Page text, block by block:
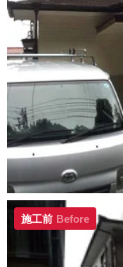
施工前 Before